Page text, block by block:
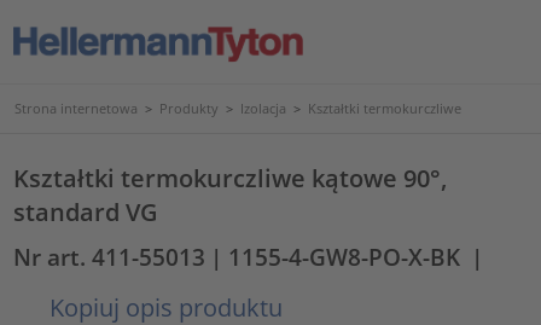
Strona internetowa > Produkty > Izolacja > Kształtki termokurczliwe
Kształtki termokurczliwe kątowe 90°,
standard VG
Nr art. 411-55013 | 1155-4-GW8-PO-X-BK |
Kopiuj opis produktu